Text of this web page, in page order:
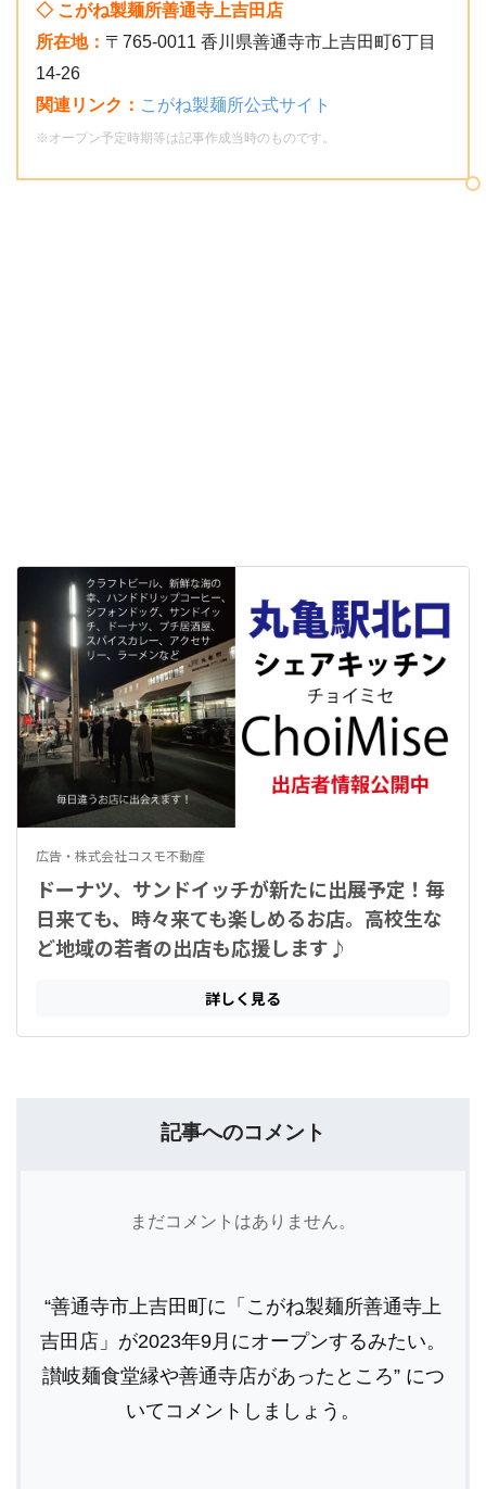
◇ こがね製麺所善通寺上吉田店
所在地： 〒765-0011 香川県善通寺市上吉田町6丁目
14-26
関連リンク： こがね製麺所公式サイト
※オープン予定時期等は記事作成当時のものです。
記事へのコメント
まだコメントはありません。
“善通寺市上吉田町に「こがね製麺所善通寺上
吉田店」が2023年9月にオープンするみたい。
讃岐麺食堂縁や善通寺店があったところ” につ
いてコメントしましょう。